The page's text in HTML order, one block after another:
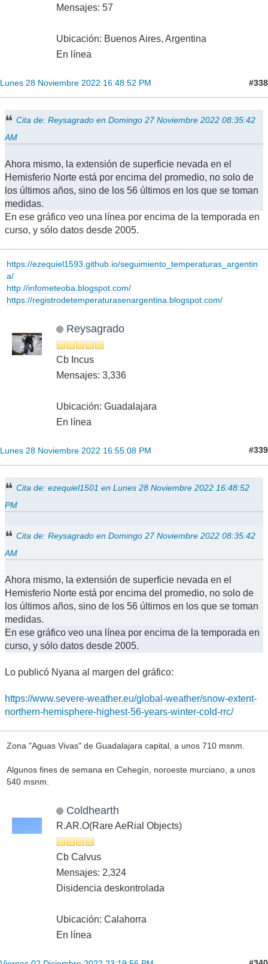
Mensajes: 57
Ubicación: Buenos Aires, Argentina
En línea
Lunes 28 Noviembre 2022 16:48:52 PM #338
Cita de: Reysagrado en Domingo 27 Noviembre 2022 08:35:42
AM
Ahora mismo, la extensión de superficie nevada en el
Hemisferio Norte está por encima del promedio, no solo de
los últimos años, sino de los 56 últimos en los que se toman
medidas.
En ese gráfico veo una línea por encima de la temporada en
curso, y sólo datos desde 2005.
https://ezequiel1593.github.io/seguimiento_temperaturas_argentin
a/
http://infometeoba.blogspot.com/
https://registrodetemperaturasenargentina.blogspot.com/
Reysagrado
Cb Incus
Mensajes: 3,336
Ubicación: Guadalajara
En línea
Lunes 28 Noviembre 2022 16:55:08 PM #339
Cita de: ezequiel1501 en Lunes 28 Noviembre 2022 16:48:52
PM
Cita de: Reysagrado en Domingo 27 Noviembre 2022 08:35:42
AM
Ahora mismo, la extensión de superficie nevada en el
Hemisferio Norte está por encima del promedio, no solo de
los últimos años, sino de los 56 últimos en los que se toman
medidas.
En ese gráfico veo una línea por encima de la temporada en
curso, y sólo datos desde 2005.
Lo publicó Nyana al margen del gráfico:
https://www.severe-weather.eu/global-weather/snow-extent-
northern-hemisphere-highest-56-years-winter-cold-rrc/
Zona "Aguas Vivas" de Guadalajara capital, a unos 710 msnm.
Algunos fines de semana en Cehegín, noroeste murciano, a unos
540 msnm.
Coldhearth
R.AR.O(Rare AeRial Objects)
Cb Calvus
Mensajes: 2,324
Disidencia deskontrolada
Ubicación: Calahorra
En línea